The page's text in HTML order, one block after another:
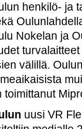
henkilö- ja
Nokelan ja
välillä.
toimittanut
uusi VR